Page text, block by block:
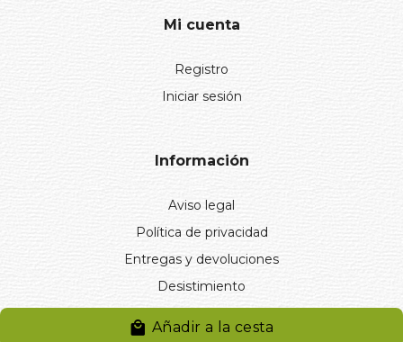
Añadir a la cesta
Mi cuenta
Registro
Iniciar sesión
Información
Aviso legal
Política de privacidad
Entregas y devoluciones
Desistimiento